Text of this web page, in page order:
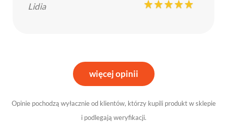
Lidia
więcej opinii
Opinie pochodzą wyłacznie od klientów, którzy kupili produkt w sklepie
i podlegają weryfikacji.